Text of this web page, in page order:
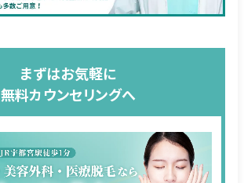
まずはお気軽に
無料カウンセリングへ